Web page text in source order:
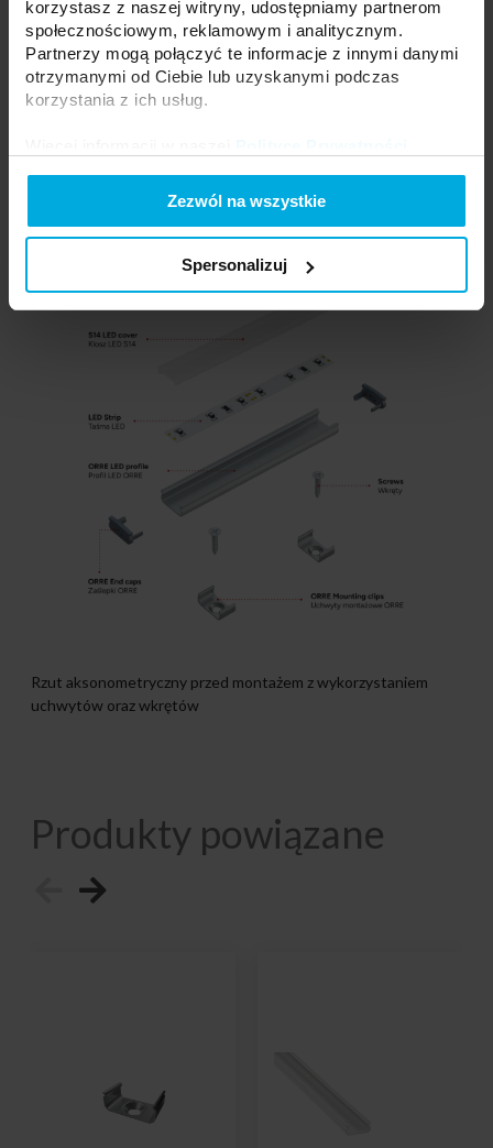
korzystasz z naszej witryny, udostępniamy partnerom
społecznościowym, reklamowym i analitycznym.
Partnerzy mogą połączyć te informacje z innymi danymi
otrzymanymi od Ciebie lub uzyskanymi podczas
korzystania z ich usług.
Zezwól na wszystkie
Spersonalizuj
Efekt montażu zestawu ORRE+, z użyciem:
• uchwytu montażowego oraz wkręta;
Rzut aksonometryczny przed montażem z wykorzystaniem
uchwytów oraz wkrętów
Produkty powiązane